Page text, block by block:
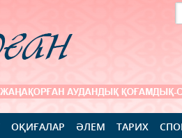
ОҚИҒАЛАР ӘЛЕМ ТАРИХ